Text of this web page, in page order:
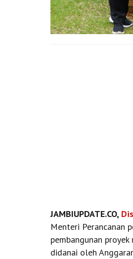
JAMBIUPDATE.CO,
Menteri Perancanan
pembangunan
didanai oleh